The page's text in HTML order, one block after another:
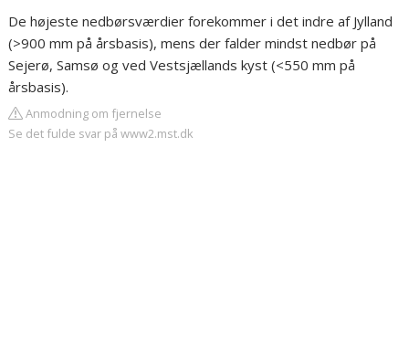
De højeste nedbørsværdier forekommer i det indre af Jylland
(>900 mm på årsbasis), mens der falder mindst nedbør på
Sejerø, Samsø og ved Vestsjællands kyst (<550 mm på
årsbasis).
Anmodning om fjernelse
Se det fulde svar på www2.mst.dk